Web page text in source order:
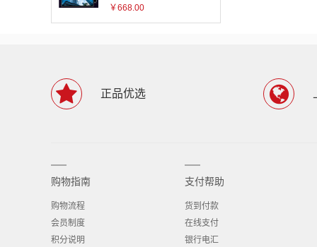
4G上网高清游戏高速流畅
￥668.00
正品优选
购物指南
购物流程
会员制度
积分说明
支付帮助
货到付款
在线支付
银行电汇